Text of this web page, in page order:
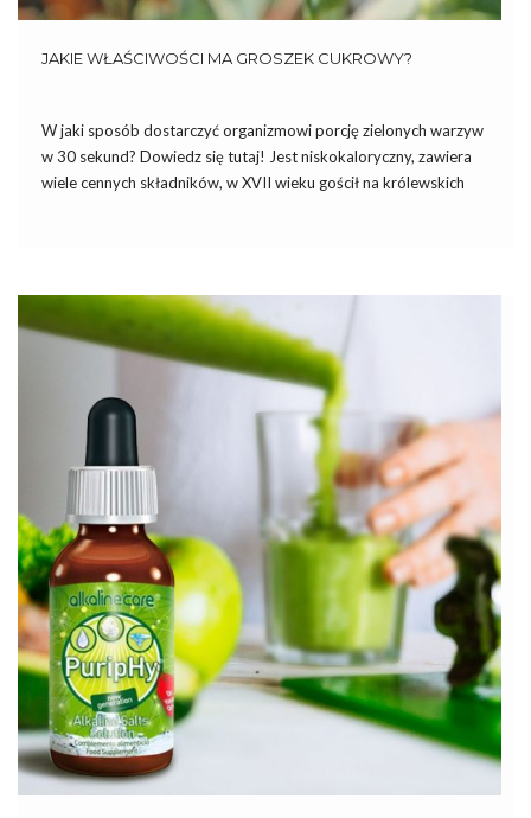
JAKIE WŁAŚCIWOŚCI MA GROSZEK CUKROWY?
W jaki sposób dostarczyć organizmowi porcję zielonych warzyw
w 30 sekund? Dowiedz się tutaj! Jest niskokaloryczny, zawiera
wiele cennych składników, w XVII wieku gościł na królewskich